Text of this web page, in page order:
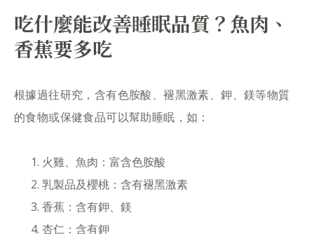
吃什麼能改善睡眠品質？魚肉、
香蕉要多吃
根據過往研究，含有色胺酸、褪黑激素、鉀、鎂等物質
的食物或保健食品可以幫助睡眠，如：
火雞、魚肉：富含色胺酸
乳製品及櫻桃：含有褪黑激素
香蕉：含有鉀、鎂
杏仁：含有鉀